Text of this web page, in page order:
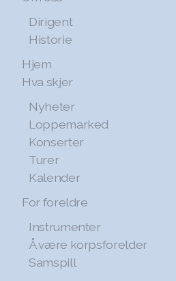
Dirigent
Historie
Hjem
Hva skjer
Nyheter
Loppemarked
Konserter
Turer
Kalender
For foreldre
Instrumenter
Å være korpsforelder
Samspill